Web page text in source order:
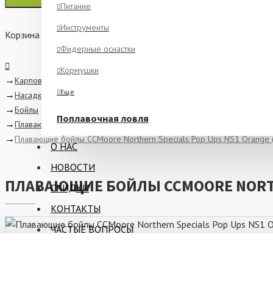
Корзина
Питание
Инструменты
Фидерные оснастки
Кормушки
Еще
Поплавочная ловля
Ароматизаторы
Ведра и сита
Еще
О НАС
НОВОСТИ
СКИДКИ
КОНТАКТЫ
ЧАСТЫЕ ВОПРОСЫ
Карповая ловля
Насадки и прикормки
Бойлы
Плавающие
Плавающие бойлы CCMoore Northern Specials Pop Ups NS1
ПЛАВАЮЩИЕ БОЙЛЫ CCMOORE